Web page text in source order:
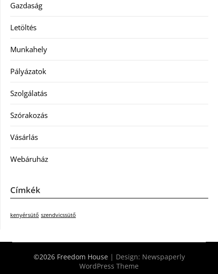
Gazdaság
Letöltés
Munkahely
Pályázatok
Szolgálatás
Szórakozás
Vásárlás
Webáruház
Címkék
kenyérsütő szendvicssütő
©2026 Freedom House | Design: Newspaperly
WordPress Theme